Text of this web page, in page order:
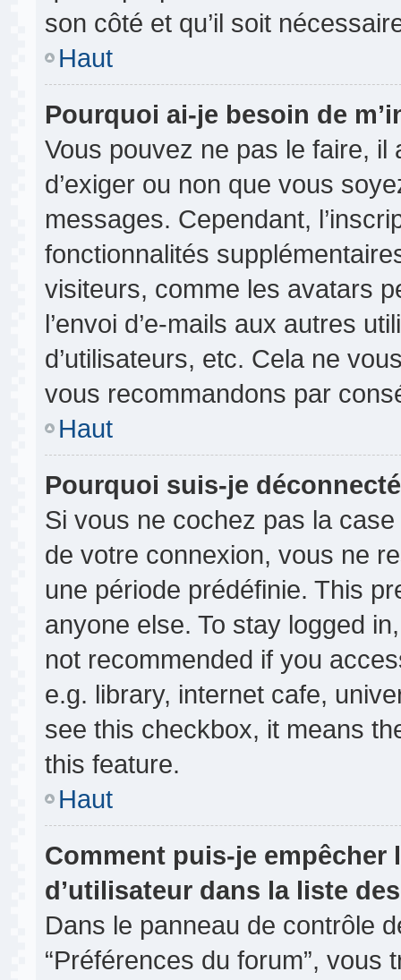
son côté et qu’il soit
Haut
Pourquoi ai-je besoin de
Vous pouvez ne pas le faire, il
d’exiger ou non que vous
messages. Cependant,
fonctionnalités
visiteurs, comme les avatars
l’envoi d’e-mails aux autres
d’utilisateurs, etc. Cela ne
vous recommandons par
Haut
Pourquoi suis-je
Si vous ne cochez pas la case
de votre connexion, vous ne
une période prédéfinie. This
anyone else. To stay logged
not recommended if you
e.g. library, internet cafe,
see this checkbox, it means
this feature.
Haut
Comment puis-je empêcher
d’utilisateur dans la liste
Dans le panneau de contrôle
“Préférences du forum”, vous